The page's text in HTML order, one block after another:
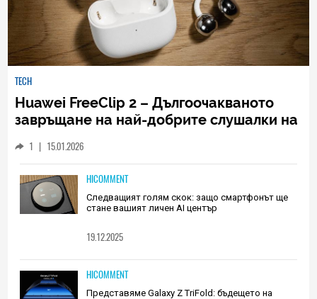
TECH
Huawei FreeClip 2 – Дългоочакваното
завръщане на най-добрите слушалки на
1 | 15.01.2026
HICOMMENT
Следващият голям скок: защо смартфонът ще
стане вашият личен AI център
19.12.2025
HICOMMENT
Представяме Galaxy Z TriFold: бъдещето на